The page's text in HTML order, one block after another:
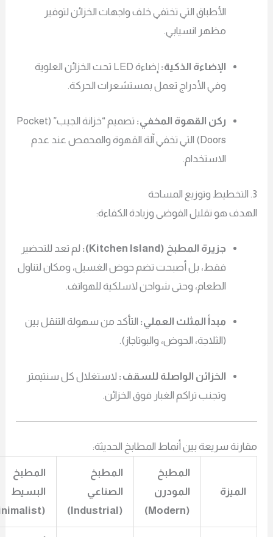
الأطباق التي تختفي خلف واجهات الخزائن لتوفير
مظهر انسيابي.
الإضاءة الذكية:
إضاءة LED تحت الخزائن العلوية
وفي الأدراج تعمل بمستشعرات الحركة.
ركن القهوة المخفي:
تصميم “خزانة الجيب” (Pocket
Doors) التي تخفي آلة القهوة والمحمص عند عدم
الاستخدام.
هو تقليل الفوضى وزيادة الكفاءة:
جزيرة المطبخ (Kitchen Island):
لم تعد للتحضير
فقط، بل أصبحت تضم حوض الغسيل، ومكان لتناول
الطعام، وحتى شواحن لاسلكية للهواتف.
مبدأ المثلث العملي:التأكد من سهولة التنقل بين
(الثلاجة، الحوض، والبوتاجاز).
الخزائن الواصلة للسقف:لاستغلال كل سنتيمتر
وتجنب تراكم الغبار فوق الخزائن.
سريعة بين أنماط المطابخ الحديثة:
الميزة
المطبخ
المودرن
المطبخ
الصناعي
(Industrial)
المطبخ
البسيط
(Minimalist)